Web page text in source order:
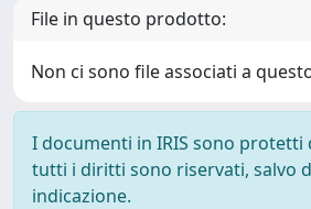
File in questo prodotto:
Non ci sono file associati a
I documenti in IRIS sono protetti
tutti i diritti sono riservati, salvo
indicazione.